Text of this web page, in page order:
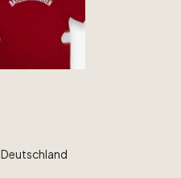
Deutschland